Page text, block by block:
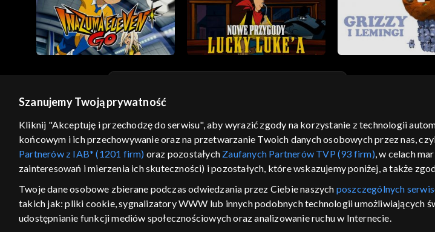
GEOLOKALIZACJA
ŁĄCZYSZ SIĘ SPOZA POLSKI
Kraj, z którego się łączysz, to Stany Zjednoczone ,
w związku z czym część tytułów na platformie TVP
VOD może być nieodstępna. Sprawdź, które
© 2026 Telewizja Polska S.A. w likwidacji
regulamin serwisu cennik polityka prywatności moje zgody pomoc kontakt
Szanujemy Twoją prywatność
Kliknij "Akceptuję i przechodzę do serwisu", aby wyrazić zgody na korzystanie z technologii
końcowym i ich przechowywanie oraz na przetwarzanie Twoich danych osobowych przez nas,
Partnerów z IAB* (1201 firm) oraz pozostałych Zaufanych Partnerów TVP (93 firm), w celach
zainteresowań i mierzenia ich skuteczności) i pozostałych, które wskazujemy poniżej, a także
Twoje dane osobowe zbierane podczas odwiedzania przez Ciebie naszych poszczególnych
takich jak: pliki cookie, sygnalizatory WWW lub innych podobnych technologii umożliwiających
udostępnianie funkcji mediów społecznościowych oraz analizowanie ruchu w Internecie.